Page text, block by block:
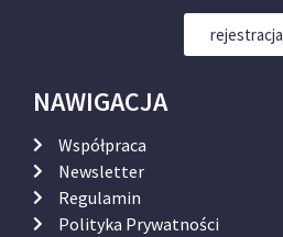
rejestracja
NAWIGACJA
Współpraca
Newsletter
Regulamin
Polityka Prywatności